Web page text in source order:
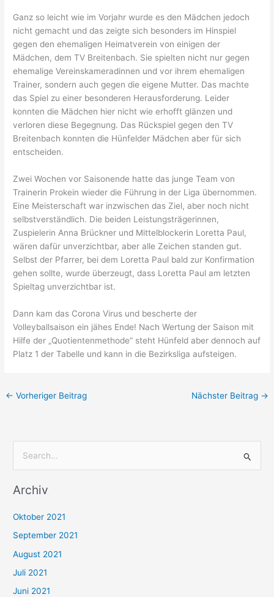
Ganz so leicht wie im Vorjahr wurde es den Mädchen jedoch
nicht gemacht und das zeigte sich besonders im Hinspiel
gegen den ehemaligen Heimatverein von einigen der
Mädchen, dem TV Breitenbach. Sie spielten nicht nur gegen
ehemalige Vereinskameradinnen und vor ihrem ehemaligen
Trainer, sondern auch gegen die eigene Mutter. Das machte
das Spiel zu einer besonderen Herausforderung. Leider
konnten die Mädchen hier nicht wie erhofft glänzen und
verloren diese Begegnung. Das Rückspiel gegen den TV
Breitenbach konnten die Hünfelder Mädchen aber für sich
entscheiden.
Zwei Wochen vor Saisonende hatte das junge Team von
Trainerin Prokein wieder die Führung in der Liga übernommen.
Eine Meisterschaft war inzwischen das Ziel, aber noch nicht
selbstverständlich. Die beiden Leistungsträgerinnen,
Zuspielerin Anna Brückner und Mittelblockerin Loretta Paul,
wären dafür unverzichtbar, aber alle Zeichen standen gut.
Selbst der Pfarrer, bei dem Loretta Paul bald zur Konfirmation
gehen sollte, wurde überzeugt, dass Loretta Paul am letzten
Spieltag unverzichtbar ist.
Dann kam das Corona Virus und bescherte der
Volleyballsaison ein jähes Ende! Nach Wertung der Saison mit
Hilfe der „Quotientenmethode“ steht Hünfeld aber dennoch auf
Platz 1 der Tabelle und kann in die Bezirksliga aufsteigen.
← Vorheriger Beitrag Nächster Beitrag →
c
n
n
a
c
Archiv
Oktober 2021
September 2021
August 2021
Juli 2021
Juni 2021